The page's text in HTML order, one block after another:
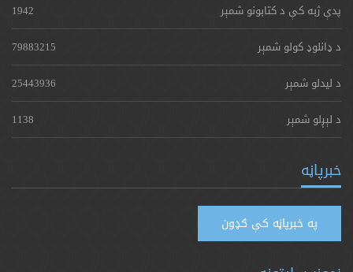
پدې ژبه کې د کتابونو شمېر
1942
د ډانلوډ کولو شمېر
79883215
د لیدلو شمېر
25443936
د لېږلو شمېر
1138
خبرپاڼه
په خبرپاڼه کې ګډون